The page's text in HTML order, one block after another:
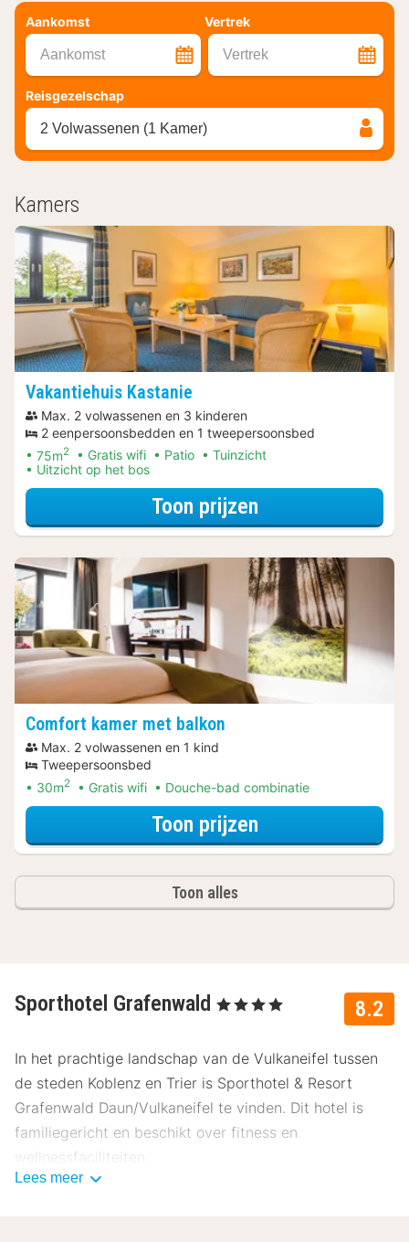
Aankomst Vertrek
Aankomst Vertrek
Reisgezelschap
2 Volwassenen (1 Kamer)
Kamers
Vakantiehuis Kastanie
Max. 2 volwassenen en 3 kinderen
2 eenpersoonsbedden en 1 tweepersoonsbed
75m2 Gratis wifi Patio
Tuinzicht
Uitzicht op het bos
Toon prijzenvoor Zomer Sale
Comfort kamer met balkon
Max. 2 volwassenen en 1 kind
Tweepersoonsbed
30m2 Gratis wifi Douche-bad combinatie
Toon prijzenvoor Zomer Sale
Toon alles
8.2
Sporthotel Grafenwald , 4 Sterren
In het prachtige landschap van de Vulkaneifel tussen
de steden Koblenz en Trier is Sporthotel & Resort
Grafenwald Daun/Vulkaneifel te vinden. Dit hotel is
familiegericht en beschikt over fitness en
wellnessfaciliteiten.
Lees meer